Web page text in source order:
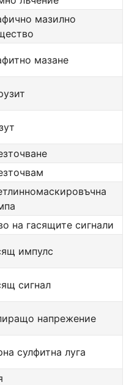
мазилно
мазане
на гасящите сигнали
импулс
сигнал
напрежение
сулфитна луга